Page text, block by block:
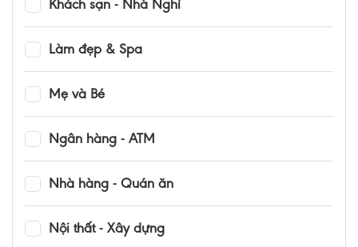
Khách sạn - Nhà Nghỉ
Làm đẹp & Spa
Mẹ và Bé
Ngân hàng - ATM
Nhà hàng - Quán ăn
Nội thất - Xây dựng